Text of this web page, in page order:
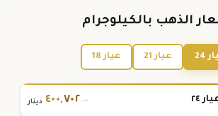
الذهب بالكيلوجرام
24 عيار 21 عيار 18
٢٤ ٤٠٠,٧٠٢.٠٠ دينار